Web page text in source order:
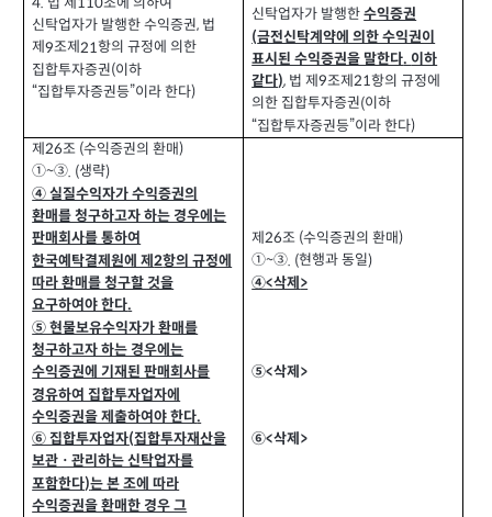
110
신탁업자가 발행한 수익증권, 법
제9조제21항의 규정에 의한
집합투자증권(이하
“집합투자증권등”이라 한다)
신탁업자가 발행한수익증권
(금전신탁계약에 의한 수익권이
표시된 수익증권을 말한다. 이하
같다), 법 제9조제21항의 규정에
의한 집합투자증권(이하
“집합투자증권등”이라 한다)
제26조 (수익증권의 환매)
①~③. (생략)
④ 실질수익자가 수익증권의
환매를 청구하고자 하는 경우에는
판매회사를 통하여
한국예탁결제원에 제2항의 규정에
따라 환매를 청구할 것을
요구하여야 한다.
⑤ 현물보유수익자가 환매를
청구하고자 하는 경우에는
수익증권에 기재된 판매회사를
경유하여 집합투자업자에
수익증권을 제출하여야 한다.
⑥ 집합투자업자(집합투자재산을
보관ㆍ관리하는 신탁업자를
포함한다)는 본 조에 따라
수익증권을 환매한 경우 그
제26조 (수익증권의 환매)
①~③. (현행과 동일)
④<삭제 >
⑤<삭제 >
⑥<삭제 >